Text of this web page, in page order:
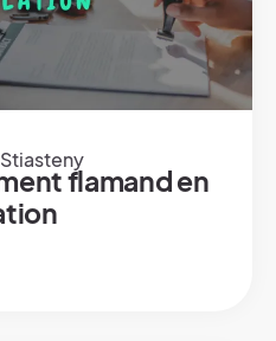
flamand en